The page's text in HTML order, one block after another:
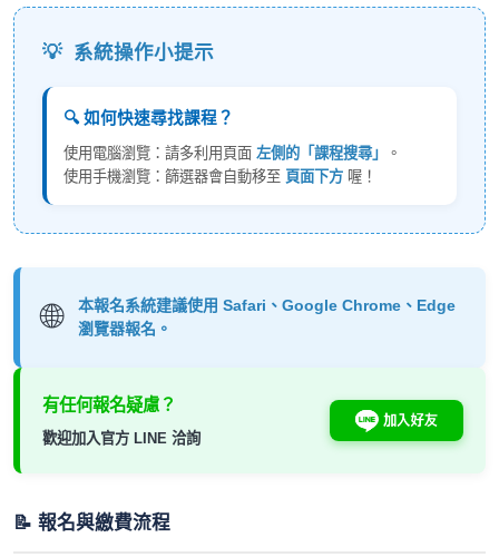
💡 系統操作小提示
🔍 如何快速尋找課程？
使用電腦瀏覽：請多利用頁面 左側的「課程搜尋」
。
使用手機瀏覽：篩選器會自動移至 頁面下方 喔！
🌐
本報名系統建議使用 Safari、Google Chrome、Edge
瀏覽器報名。
有任何報名疑慮？
歡迎加入官方 LINE 洽詢
📝 報名與繳費流程